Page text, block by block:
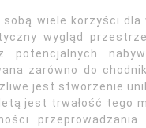
wiele korzyści
wygląd
zarówno do
jest stworzenie
jest trwałość tego
przeprowadzania